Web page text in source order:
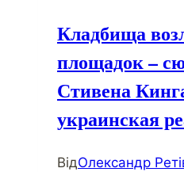
Кладбища
площадок –
Стивена
украинская
ВідОлександр